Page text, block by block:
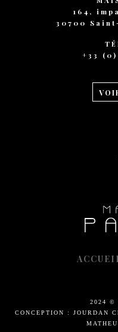
164,
30700
+33
2024 ©
CONCEPTION : JOURDAN